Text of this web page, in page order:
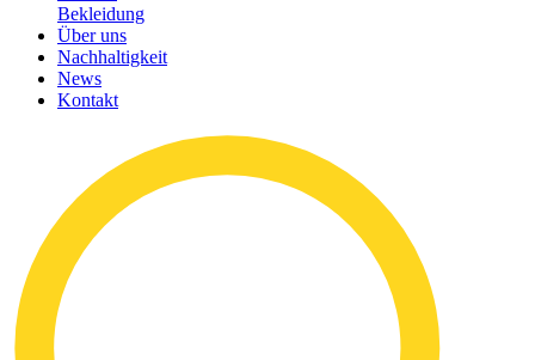
Bekleidung
Über uns
Nachhaltigkeit
News
Kontakt